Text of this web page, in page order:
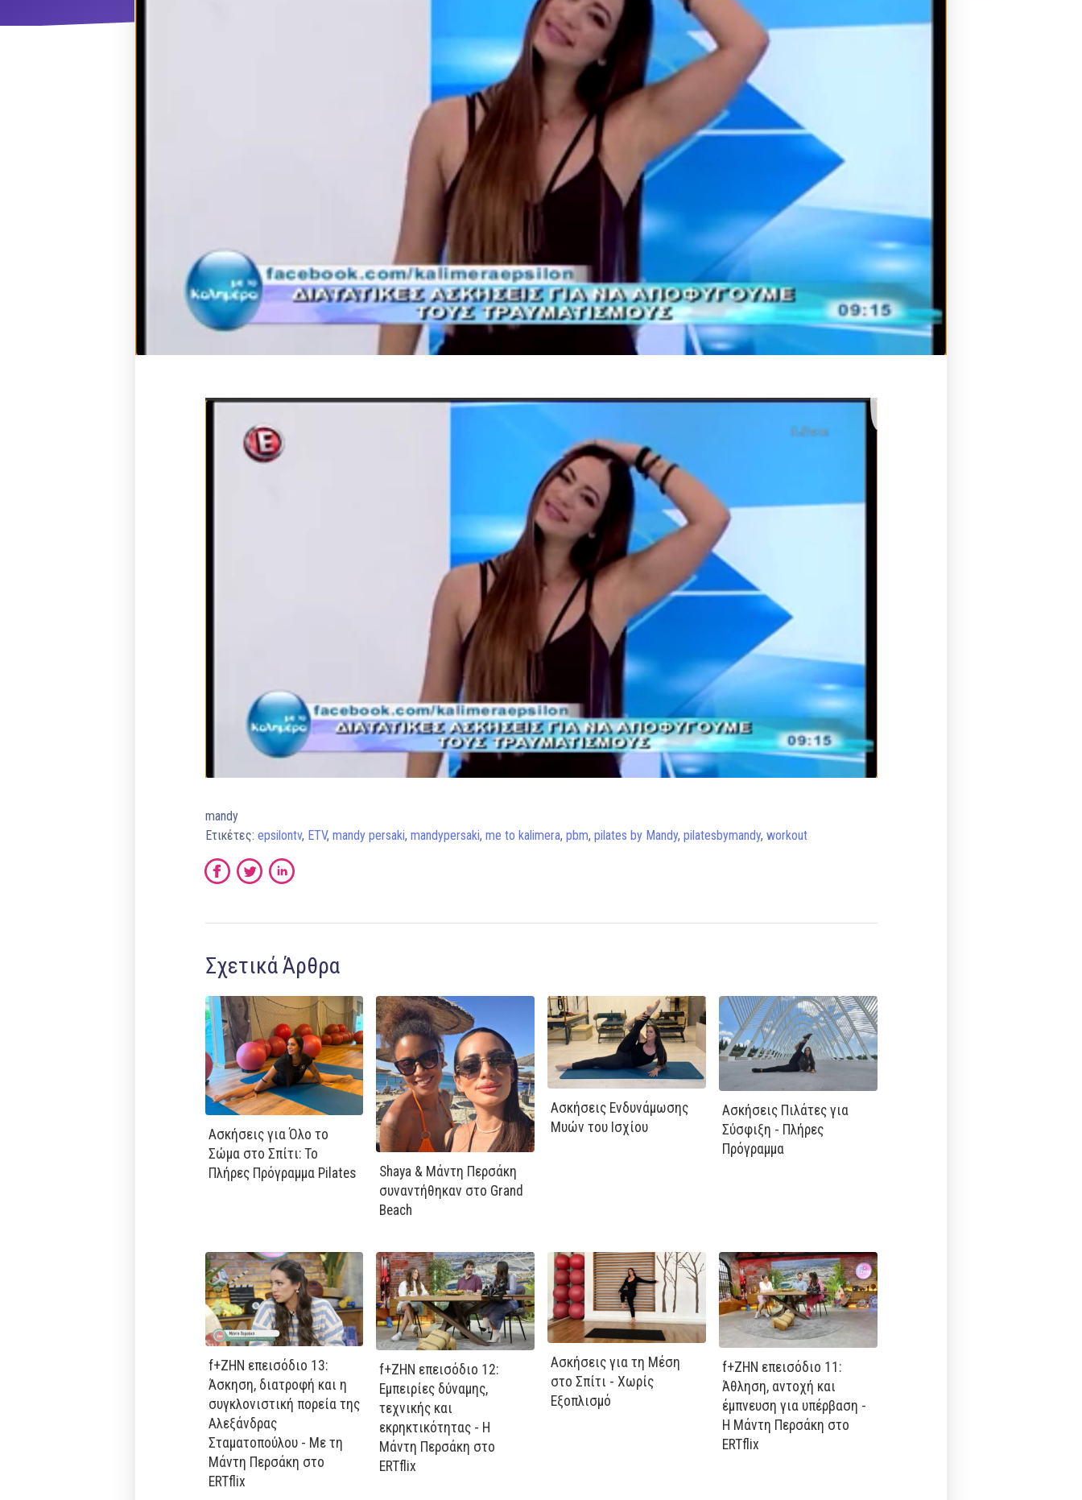
Ένα μεγάλο και όμορφο γυμναστήριο κοντά στη θάλασσα
Το pilates έχει τον δικό του καταπληκτικό χώρο στον
Η εξέλιξη της ευεξίας στην Πεύκη
NEOΣ ΧΩΡΟΣ
Προορισμός Pilates στην Καρδιά της Πόλης
Pilates by Mandy
FACEBOOK N.ΨΥΧΙΚΟΥ
Pilates by Mandy
FACEBOOK N.ΜΑΚΡΗΣ
Pilates by Mandy
FACEBOOK ΚΟΡΥΔΑΛΛΟΥ
FACEBOOK ΠΕΡΙΣΤΕΡΊΟΥ
Pilates by Mandy
FACEBOOK ΠΕΎΚΗΣ
ΚΑΝΑΛΙ YOUTUBE
mandy
Ετικέτες: epsilontv, ETV, mandy persaki, mandypersaki, me to kalimera, pbm, pilates by Mandy, pilatesbymandy, workout
Σχετικά Άρθρα
Ασκήσεις για Όλο το
Σώμα στο Σπίτι: Το
Πλήρες Πρόγραμμα Pilates
Shaya & Μάντη Περσάκη
συναντήθηκαν στο Grand
Beach
Ασκήσεις Ενδυνάμωσης
Μυών του Ισχίου
Ασκήσεις Πιλάτες για
Σύσφιξη - Πλήρες
Πρόγραμμα
f+ΖΗΝ επεισόδιο 13:
Άσκηση, διατροφή και η
συγκλονιστική πορεία της
Αλεξάνδρας
Σταματοπούλου - Με τη
Μάντη Περσάκη στο
ERTflix
f+ΖΗΝ επεισόδιο 12:
Εμπειρίες δύναμης,
τεχνικής και
εκρηκτικότητας - Η
Μάντη Περσάκη στο
ERTflix
Ασκήσεις για τη Μέση
στο Σπίτι - Χωρίς
Εξοπλισμό
f+ΖΗΝ επεισόδιο 11:
Άθληση, αντοχή και
έμπνευση για υπέρβαση -
Η Μάντη Περσάκη στο
ERTflix